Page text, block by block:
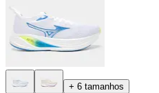
+ 6 tamanhos